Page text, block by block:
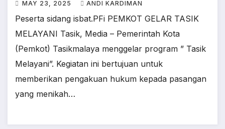
MAY 23, 2025 ANDI KARDIMAN
Peserta sidang isbat.PFi PEMKOT GELAR TASIK
MELAYANI Tasik, Media – Pemerintah Kota
(Pemkot) Tasikmalaya menggelar program ” Tasik
Melayani”. Kegiatan ini bertujuan untuk
memberikan pengakuan hukum kepada pasangan
yang menikah…